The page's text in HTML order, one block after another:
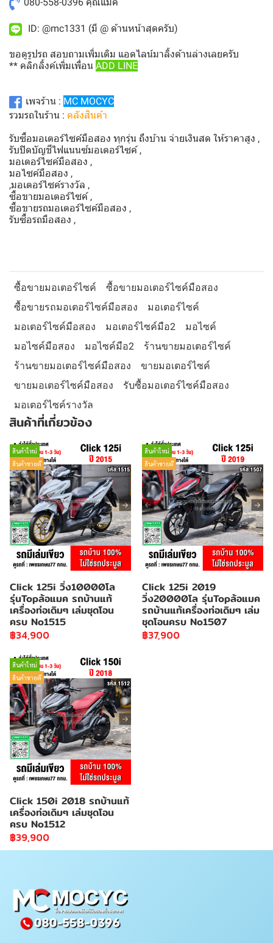
ID: @mc1331 (มี @ ด้านหน้าสุดครับ)
ขอดูรูปรถ สอบถามเพิ่มเติม แอดไลน์มาลิ้งด้านล่างเลยครับ
** คลิกลิ้งค์เพิ่มเพื่อน ADD LINE
เพจร้าน : MC MOCYC
รวมรถในร้าน : คลังสินค้า
รับซื้อมอเตอร์ไซค์มือสอง ทุกรุ่น ถึงบ้าน จ่ายเงินสด ให้ราคาสูง ,
รับปิดบัญชีไฟแนนซ์มอเตอร์ไซค์ ,
มอเตอร์ไซค์มือสอง ,
มอไซค์มือสอง ,
,มอเตอร์ไซค์รางวัล ,
ซื้อขายมอเตอร์ไซค์ ,
ซื้อขายรถมอเตอร์ไซค์มือสอง ,
รับซื้อรถมือสอง ,
ซื้อขายมอเตอร์ไซค์
ซื้อขายมอเตอร์ไซค์มือสอง
ซื้อขายรถมอเตอร์ไซค์มือสอง
มอเตอร์ไซค์
มอเตอร์ไซค์มือสอง
มอเตอร์ไซค์มือ2
มอไซค์
มอไซค์มือสอง
มอไซค์มือ2
ร้านขายมอเตอร์ไซค์
ร้านขายมอเตอร์ไซค์มือสอง
ขายมอเตอร์ไซค์
ขายมอเตอร์ไซค์มือสอง
รับซื้อมอเตอร์ไซค์มือสอง
มอเตอร์ไซค์รางวัล
สินค้าที่เกี่ยวข้อง
สินค้าใหม่
สินค้าขายดี
Click 125i วิ่ง10000โล
รุ่นTopล้อแมค รถบ้านแท้
เครื่องท่อเดิมๆ เล่มชุดโอน
ครบ No1515
฿34,900
สินค้าใหม่
สินค้าขายดี
Click 125i 2019
วิ่ง20000โล รุ่นTopล้อแมค
รถบ้านแท้เครื่องท่อเดิมๆ เล่ม
ชุดโอนครบ No1507
฿37,900
สินค้าใหม่
สินค้าขายดี
Click 150i 2018 รถบ้านแท้
เครื่องท่อเดิมๆ เล่มชุดโอน
ครบ No1512
฿39,900